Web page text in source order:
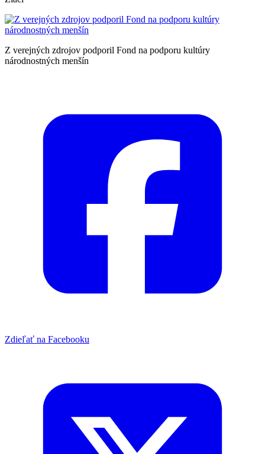
Z verejných zdrojov podporil Fond na podporu kultúry
národnostných menšín
Zdieľať na Facebooku